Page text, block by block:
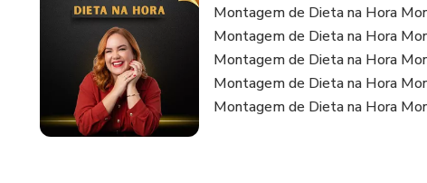
Montagem de Dieta na Hora
Montagem de Dieta na Hora
Montagem de Dieta na Hora
Montagem de Dieta na Hora
Montagem de Dieta na Hora